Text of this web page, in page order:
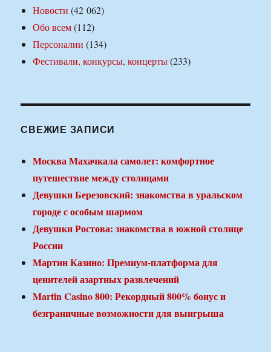
Новости (42 062)
Обо всем(112)
Персоналии (134)
Фестивали, конкурсы, концерты(233)
СВЕЖИЕ ЗАПИСИ
Москва Махачкала самолет: комфортное
путешествие между столицами
Девушки Березовский: знакомства в уральском
городе с особым шармом
Девушки Ростова: знакомства в южной столице
России
Мартин Казино: Премиум-платформа для
ценителей азартных развлечений
Martin Casino 800: Рекордный 800% бонус и
безграничные возможности для выигрыша